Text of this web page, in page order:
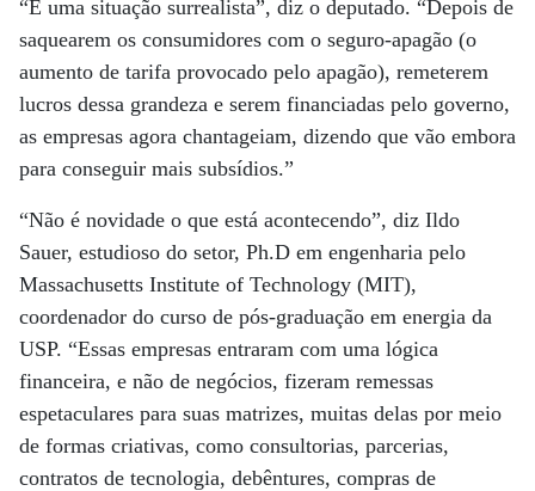
“É uma situação surrealista”, diz o deputado. “Depois de
saquearem os consumidores com o seguro-apagão (o
aumento de tarifa provocado pelo apagão), remeterem
lucros dessa grandeza e serem financiadas pelo governo,
as empresas agora chantageiam, dizendo que vão embora
para conseguir mais subsídios.”
“Não é novidade o que está acontecendo”, diz Ildo
Sauer, estudioso do setor, Ph.D em engenharia pelo
Massachusetts Institute of Technology (MIT),
coordenador do curso de pós-graduação em energia da
USP. “Essas empresas entraram com uma lógica
financeira, e não de negócios, fizeram remessas
espetaculares para suas matrizes, muitas delas por meio
de formas criativas, como consultorias, parcerias,
contratos de tecnologia, debêntures, compras de